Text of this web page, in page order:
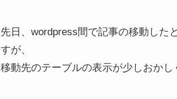
先日、wordpress間で記事の移動した
すが、
移動先のテーブルの表示が少しおかし